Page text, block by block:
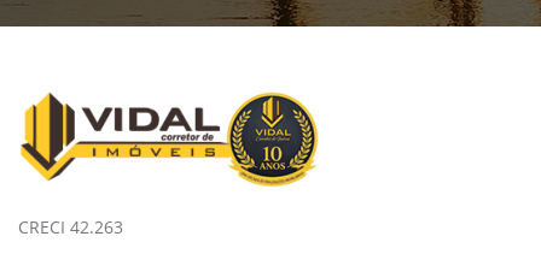
CRECI 42.263